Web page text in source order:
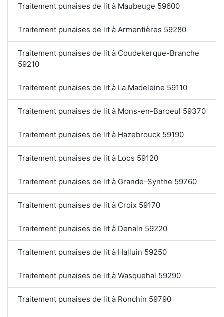
Traitement punaises de lit à Maubeuge 59600
Traitement punaises de lit à Armentières 59280
Traitement punaises de lit à Coudekerque-Branche
59210
Traitement punaises de lit à La Madeleine 59110
Traitement punaises de lit à Mons-en-Baroeul 59370
Traitement punaises de lit à Hazebrouck 59190
Traitement punaises de lit à Loos 59120
Traitement punaises de lit à Grande-Synthe 59760
Traitement punaises de lit à Croix 59170
Traitement punaises de lit à Denain 59220
Traitement punaises de lit à Halluin 59250
Traitement punaises de lit à Wasquehal 59290
Traitement punaises de lit à Ronchin 59790